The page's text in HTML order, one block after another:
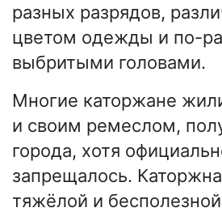
разных разрядов,
цветом одежды и по-
выбритыми головами.
Многие каторжане
и своим ремеслом,
города, хотя
запрещалось.
тяжёлой и